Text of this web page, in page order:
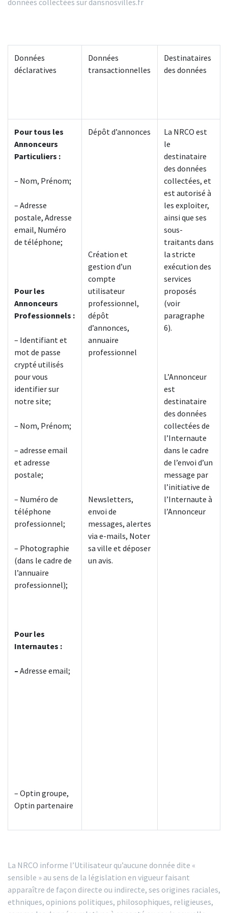
données collectées sur dansnosvilles.fr
Données
déclaratives
Données
transactionnelles
Destinataires
des données
Pour tous les
Annonceurs
Particuliers :
– Nom, Prénom;
– Adresse
postale, Adresse
email, Numéro
de téléphone;
Pour les
Annonceurs
Professionnels :
– Identifiant et
mot de passe
crypté utilisés
pour vous
identifier sur
notre site;
– Nom, Prénom;
– adresse email
et adresse
postale;
– Numéro de
téléphone
professionnel;
– Photographie
(dans le cadre de
l’annuaire
professionnel);
Pour les
Internautes :
– Adresse email;
– Optin groupe,
Optin partenaire
Dépôt d’annonces
Création et
gestion d’un
compte
utilisateur
professionnel,
dépôt
d’annonces,
annuaire
professionnel
Newsletters,
envoi de
messages, alertes
via e-mails, Noter
sa ville et déposer
un avis.
La NRCO est
le
destinataire
des données
collectées, et
est autorisé à
les exploiter,
ainsi que ses
sous-
traitants dans
la stricte
exécution des
services
proposés
(voir
paragraphe
6).
L’Annonceur
est
destinataire
des données
collectées de
l’Internaute
dans le cadre
de l’envoi d’un
message par
l’initiative de
l’Internaute à
l’Annonceur
La NRCO informe l’Utilisateur qu’aucune donnée dite «
sensible » au sens de la législation en vigueur faisant
apparaître de façon directe ou indirecte, ses origines raciales,
ethniques, opinions politiques, philosophiques, religieuses,